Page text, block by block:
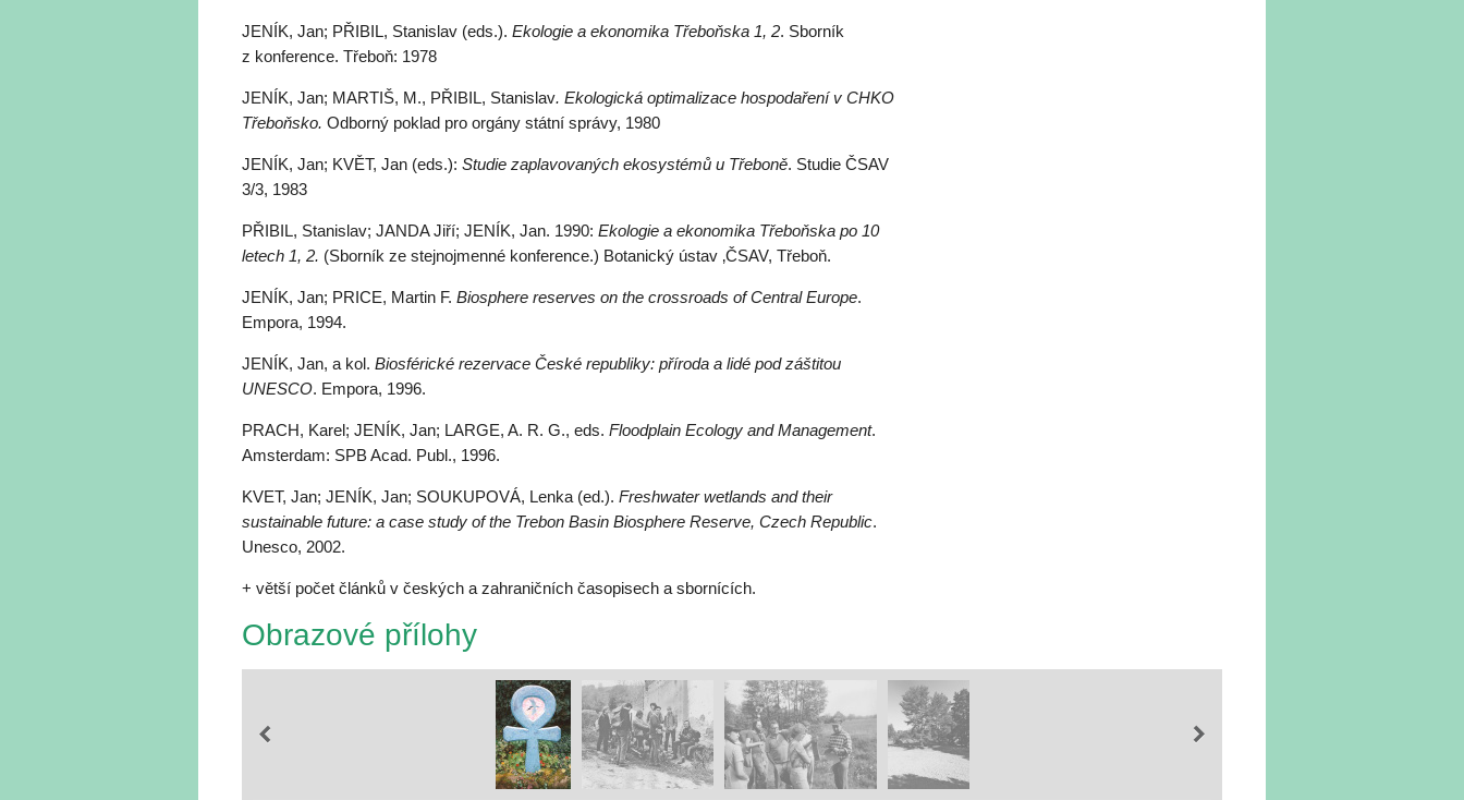
JENÍK, Jan; PŘIBIL, Stanislav (eds.). Ekologie a ekonomika Třeboňska 1, 2. Sborník
z konference. Třeboň: 1978
JENÍK, Jan; MARTIŠ, M., PŘIBIL, Stanislav. Ekologická optimalizace hospodaření v CHKO
Třeboňsko. Odborný poklad pro orgány státní správy, 1980
JENÍK, Jan; KVĚT, Jan (eds.): Studie zaplavovaných ekosystémů u Třeboně. Studie ČSAV
3/3, 1983
PŘIBIL, Stanislav; JANDA Jiří; JENÍK, Jan. 1990: Ekologie a ekonomika Třeboňska po 10
letech 1, 2. (Sborník ze stejnojmenné konference.) Botanický ústav ‚ČSAV, Třeboň.
JENÍK, Jan; PRICE, Martin F. Biosphere reserves on the crossroads of Central Europe.
Empora, 1994.
JENÍK, Jan, a kol. Biosférické rezervace České republiky: příroda a lidé pod záštitou
UNESCO. Empora, 1996.
PRACH, Karel; JENÍK, Jan; LARGE, A. R. G., eds. Floodplain Ecology and Management.
Amsterdam: SPB Acad. Publ., 1996.
KVET, Jan; JENÍK, Jan; SOUKUPOVÁ, Lenka (ed.). Freshwater wetlands and their
sustainable future: a case study of the Trebon Basin Biosphere Reserve, Czech Republic.
Unesco, 2002.
+ větší počet článků v českých a zahraničních časopisech a sbornících.
Obrazové přílohy